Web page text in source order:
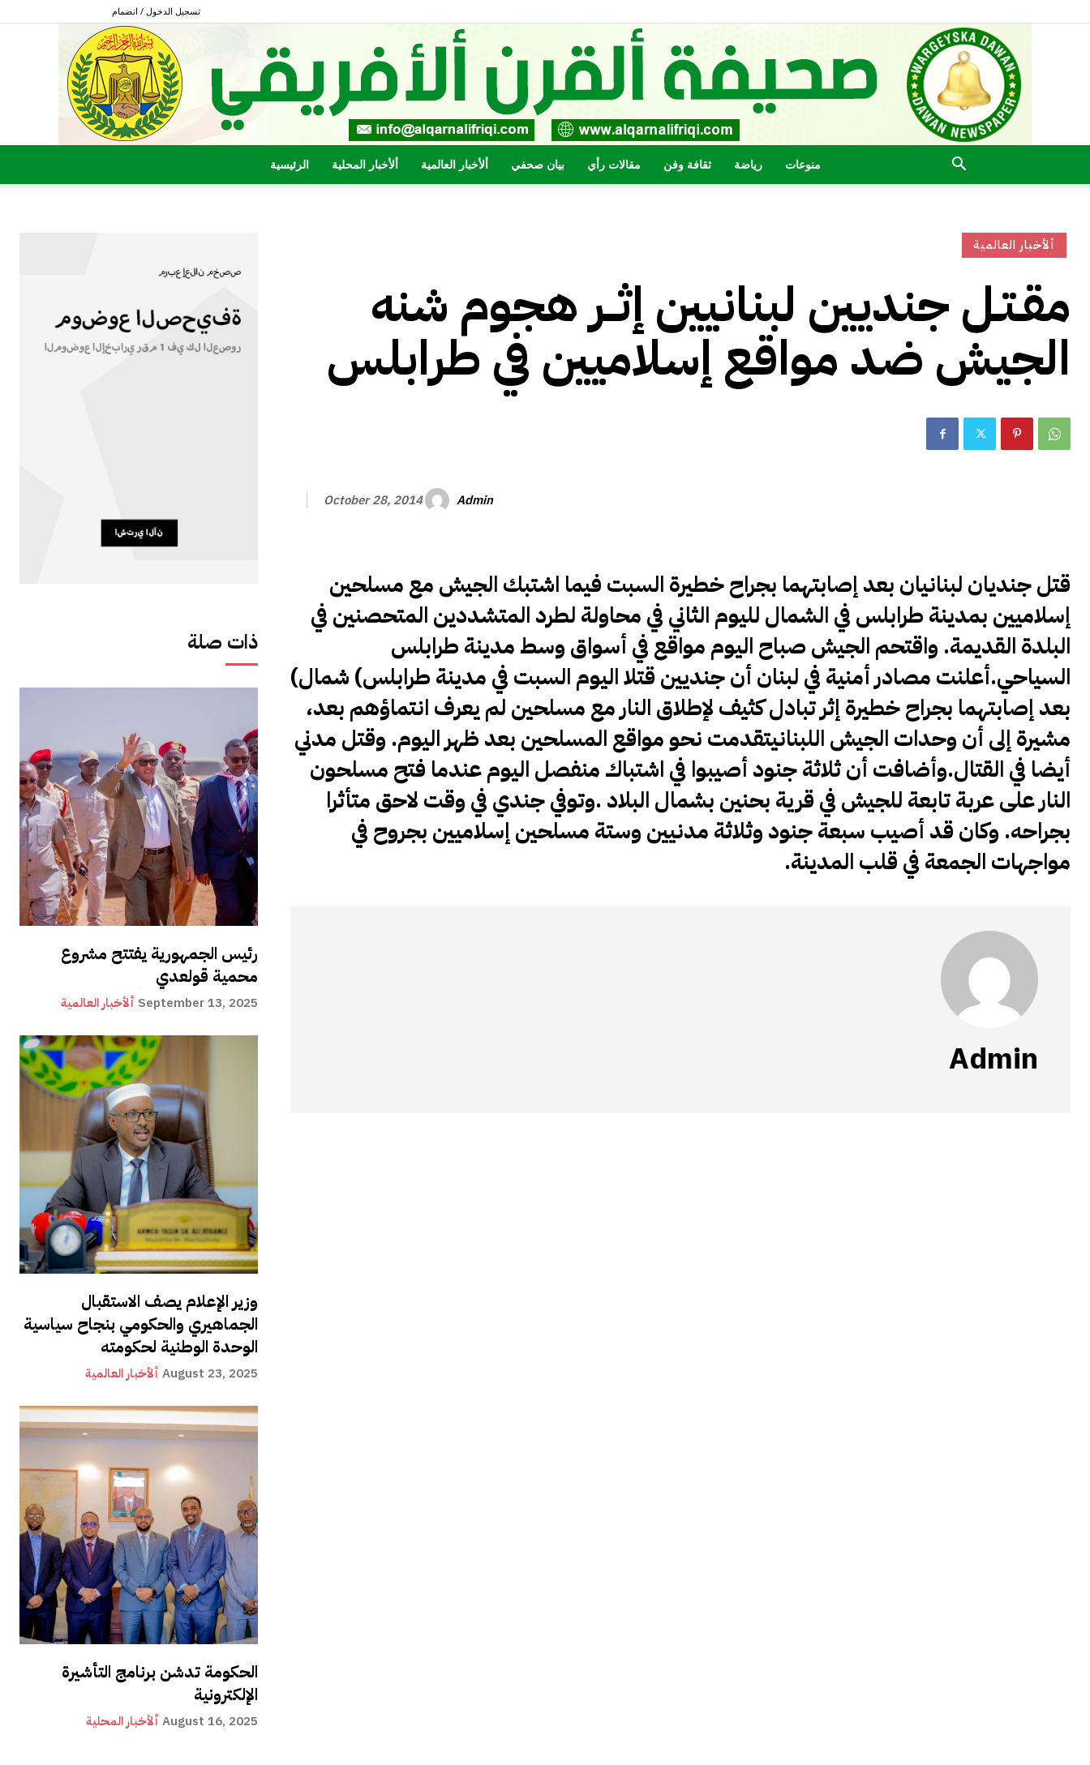
تسجيل الدخول / انضمام
القرن
الرئيسية ألأخبار المحلية ألأخبار العالمية بيان صحفي مقالات رأي ثقافة وفن رياضة منوعات
ذات صلة
رئيس الجمهورية يفتتح مشروع
محمية قولعدي
ألأخبار العالمية September 13, 2025
وزير الإعلام يصف الاستقبال
الجماهيري والحكومي بنجاح سياسية
الوحدة الوطنية لحكومته
ألأخبار العالمية August 23, 2025
الحكومة تدشن برنامج التأشيرة
الإلكترونية
ألأخبار المحلية August 16, 2025
ألأخبار العالمية
مقـتـل جنديين لبنانيين إثــر هجوم شنه
الجيش ضد مواقع إسلاميين في طرابلس
October 28, 2014 Admin
قتل جنديان لبنانيان بعد إصابتهما بجراح خطيرة السبت فيما اشتبك الجيش مع مسلحين
إسلاميين بمدينة طرابلس في الشمال لليوم الثاني في محاولة لطرد المتشددين المتحصنين في
البلدة القديمة. واقتحم الجيش صباح اليوم مواقع في أسواق وسط مدينة طرابلس
السياحي.أعلنت مصادر أمنية في لبنان أن جنديين قتلا اليوم السبت في مدينة طرابلس( شمال)
بعد إصابتهما بجراح خطيرة إثر تبادل كثيف لإطلاق النار مع مسلحين لم يعرف انتماؤهم بعد،
مشيرة إلى أن وحدات الجيش اللبنانيتقدمت نحو مواقع المسلحين بعد ظهر اليوم. وقتل مدني
أيضا في القتال.وأضافت أن ثلاثة جنود أصيبوا في اشتباك منفصل اليوم عندما فتح مسلحون
النار على عربة تابعة للجيش في قرية بحنين بشمال البلاد .وتوفي جندي في وقت لاحق متأثرا
بجراحه. وكان قد أصيب سبعة جنود وثلاثة مدنيين وستة مسلحين إسلاميين بجروح في
مواجهات الجمعة في قلب المدينة.
Admin